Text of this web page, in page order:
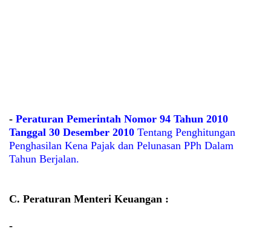
- Peraturan Pemerintah Nomor 94 Tahun 2010
Tanggal 30 Desember 2010 Tentang Penghitungan
Penghasilan Kena Pajak dan Pelunasan PPh Dalam
Tahun Berjalan.
C. Peraturan Menteri Keuangan :
-